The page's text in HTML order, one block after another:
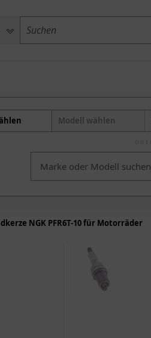
Modell wählen
NGK PFR6T-10 für Motorräder